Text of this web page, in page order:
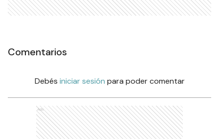
Comentarios
Debés iniciar sesión para poder comentar
Ads